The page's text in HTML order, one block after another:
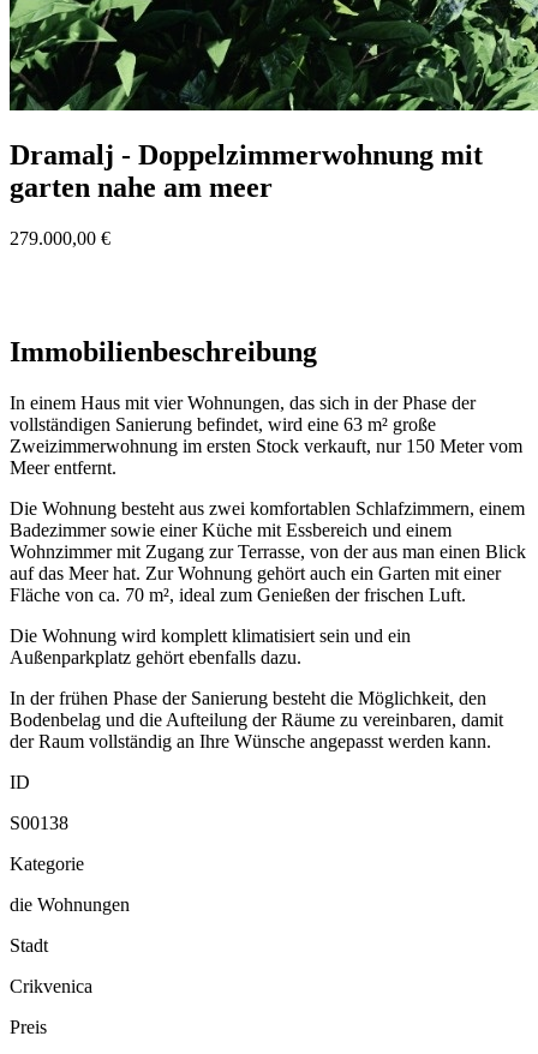
Dramalj - Doppelzimmerwohnung mit
garten nahe am meer
279.000,00 €
Immobilienbeschreibung
In einem Haus mit vier Wohnungen, das sich in der Phase der
vollständigen Sanierung befindet, wird eine 63 m² große
Zweizimmerwohnung im ersten Stock verkauft, nur 150 Meter vom
Meer entfernt.
Die Wohnung besteht aus zwei komfortablen Schlafzimmern, einem
Badezimmer sowie einer Küche mit Essbereich und einem
Wohnzimmer mit Zugang zur Terrasse, von der aus man einen Blick
auf das Meer hat. Zur Wohnung gehört auch ein Garten mit einer
Fläche von ca. 70 m², ideal zum Genießen der frischen Luft.
Die Wohnung wird komplett klimatisiert sein und ein
Außenparkplatz gehört ebenfalls dazu.
In der frühen Phase der Sanierung besteht die Möglichkeit, den
Bodenbelag und die Aufteilung der Räume zu vereinbaren, damit
der Raum vollständig an Ihre Wünsche angepasst werden kann.
ID
S00138
Kategorie
die Wohnungen
Stadt
Crikvenica
Preis